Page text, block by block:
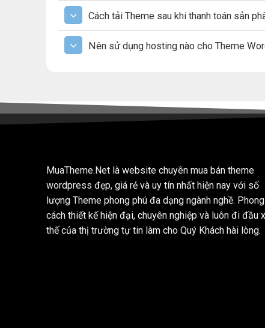
Cách tải Theme sau khi thanh toán sản
Nên sử dụng hosting nào cho Theme
MuaTheme.Net là website chuyên mua bán theme
wordpress đẹp, giá rẻ và uy tín nhất hiện nay với số
lượng Theme phong phú đa dạng ngành nghề. Phong
cách thiết kế hiện đại, chuyên nghiệp và luôn đi đầu
thế của thị trường tự tin làm cho Quý Khách hài lòng.